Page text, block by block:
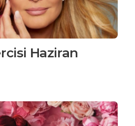
Haziran